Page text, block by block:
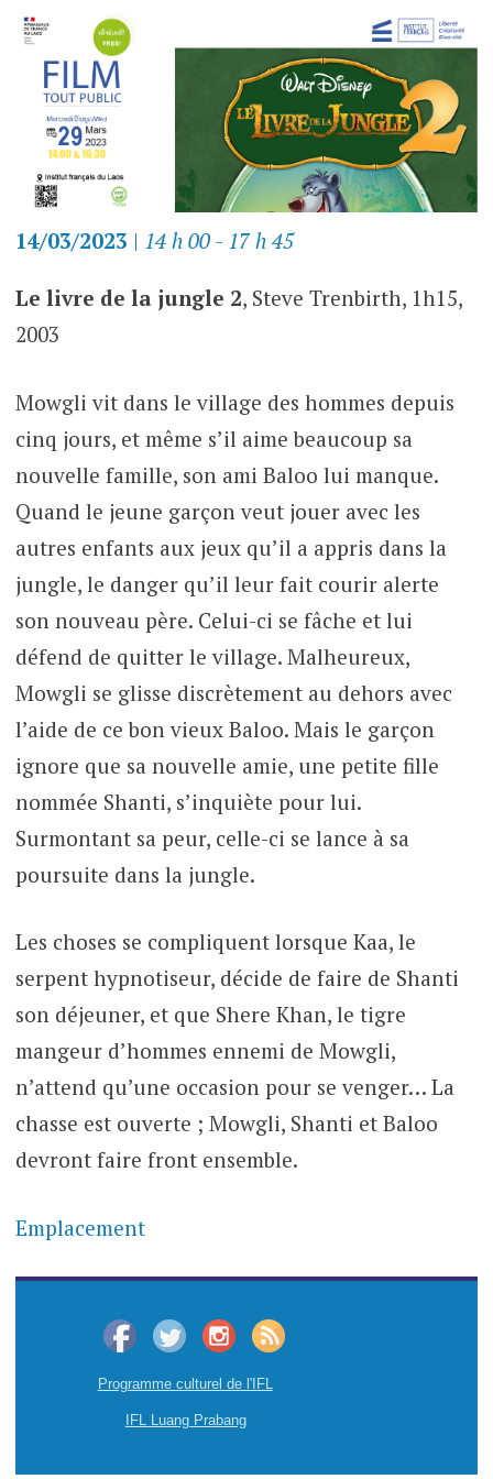
14/03/2023 | 14 h 00 - 17 h 45
Le livre de la jungle 2, Steve Trenbirth, 1h15,
2003
Mowgli vit dans le village des hommes depuis
cinq jours, et même s’il aime beaucoup sa
nouvelle famille, son ami Baloo lui manque.
Quand le jeune garçon veut jouer avec les
autres enfants aux jeux qu’il a appris dans la
jungle, le danger qu’il leur fait courir alerte
son nouveau père. Celui-ci se fâche et lui
défend de quitter le village. Malheureux,
Mowgli se glisse discrètement au dehors avec
l’aide de ce bon vieux Baloo. Mais le garçon
ignore que sa nouvelle amie, une petite fille
nommée Shanti, s’inquiète pour lui.
Surmontant sa peur, celle-ci se lance à sa
poursuite dans la jungle.
Les choses se compliquent lorsque Kaa, le
serpent hypnotiseur, décide de faire de Shanti
son déjeuner, et que Shere Khan, le tigre
mangeur d’hommes ennemi de Mowgli,
n’attend qu’une occasion pour se venger… La
chasse est ouverte ; Mowgli, Shanti et Baloo
devront faire front ensemble.
Emplacement
Programme culturel de l'IFL
IFL Luang Prabang